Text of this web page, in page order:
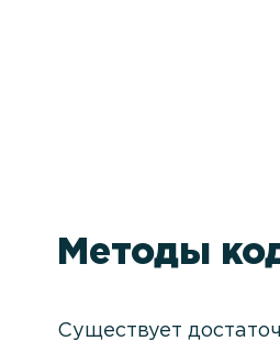
Методы
Существует